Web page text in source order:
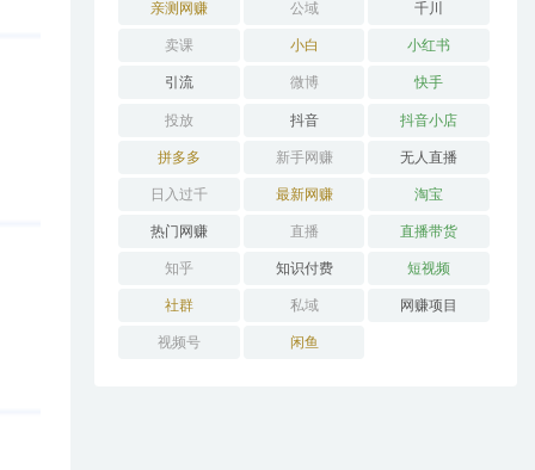
亲测网赚 公域 千川
卖课 小白 小红书
引流 微博 快手
投放 抖音 抖音小店
拼多多 新手网赚 无人直播
日入过千 最新网赚 淘宝
热门网赚 直播 直播带货
知乎 知识付费 短视频
社群 私域 网赚项目
视频号 闲鱼